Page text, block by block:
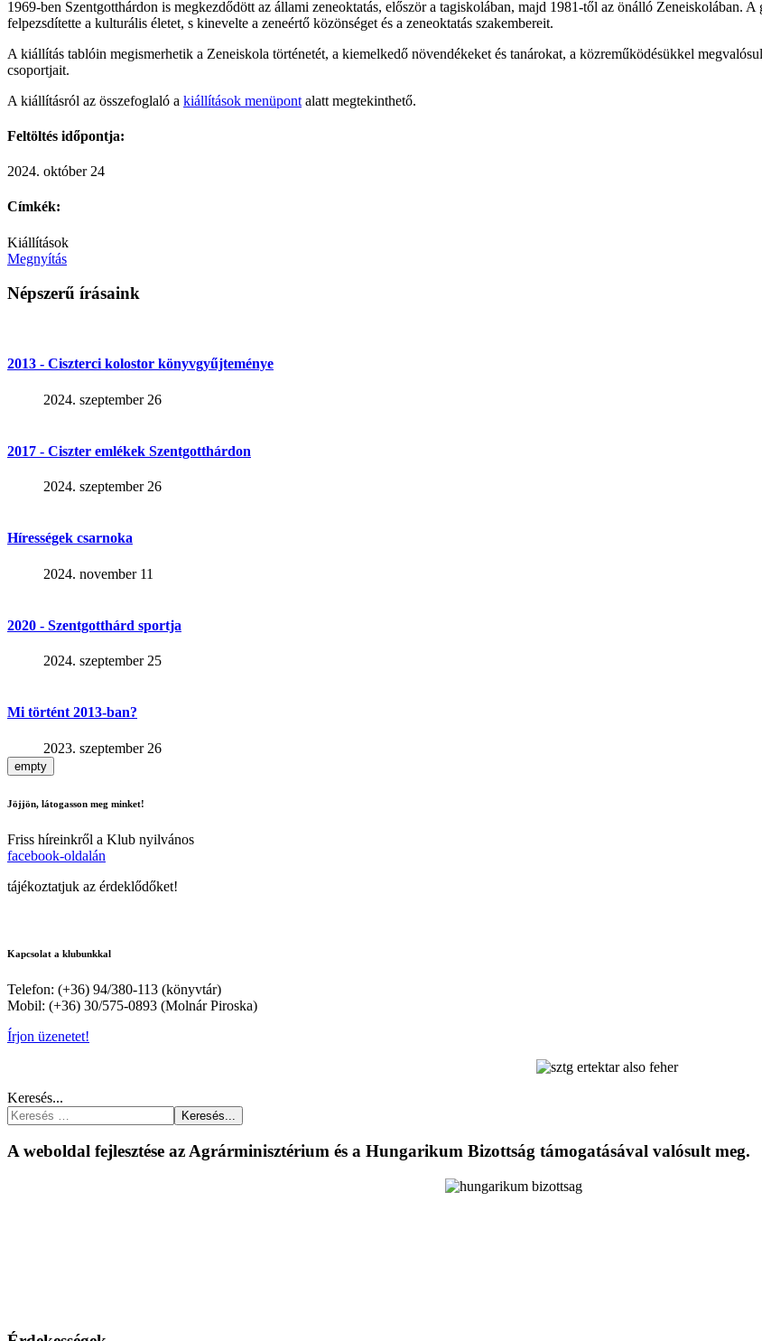
1969-ben Szentgotthárdon is megkezdődött az állami zeneoktatás, először a tagiskolában, majd 1981-től az önálló Zeneiskolában.
felpezsdítette a kulturális életet, s kinevelte a zeneértő közönséget és a zeneoktatás szakembereit.
A kiállítás tablóin megismerhetik a Zeneiskola történetét, a kiemelkedő növendékeket és tanárokat, a közreműködésükkel
csoportjait.
A kiállításról az összefoglaló a kiállítások menüpont alatt megtekinthető.
Feltöltés időpontja:
2024. október 24
Címkék:
Kiállítások
Megnyítás
Népszerű írásaink
2013 - Ciszterci kolostor könyvgyűjteménye
2024. szeptember 26
2017 - Ciszter emlékek Szentgotthárdon
2024. szeptember 26
Hírességek csarnoka
2024. november 11
2020 - Szentgotthárd sportja
2024. szeptember 25
Mi történt 2013-ban?
2023. szeptember 26
empty
Jöjjön, látogasson meg minket!
Friss híreinkről a Klub nyilvános
facebook-oldalán
tájékoztatjuk az érdeklődőket!
Kapcsolat a klubunkkal
Telefon: (+36) 94/380-113 (könyvtár)
Mobil: (+36) 30/575-0893 (Molnár Piroska)
Írjon üzenetet!
Keresés...
Keresés...
A weboldal fejlesztése az Agrárminisztérium és a Hungarikum Bizottság támogatásával valósult meg.